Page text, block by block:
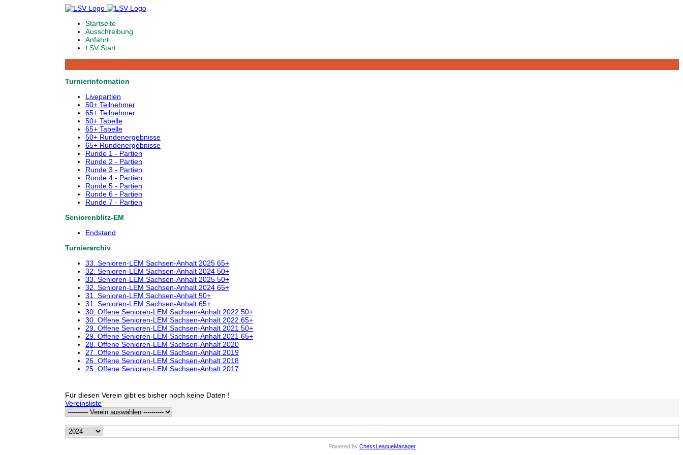
Startseite
Ausschreibung
Anfahrt
LSV Start
Turnierinformation
Livepartien
50+ Teilnehmer
65+ Teilnehmer
50+ Tabelle
65+ Tabelle
50+ Rundenergebnisse
65+ Rundenergebnisse
Runde 1 - Partien
Runde 2 - Partien
Runde 3 - Partien
Runde 4 - Partien
Runde 5 - Partien
Runde 6 - Partien
Runde 7 - Partien
Seniorenblitz-EM
Endstand
Turnierarchiv
33. Senioren-LEM Sachsen-Anhalt 2025 65+
32. Senioren-LEM Sachsen-Anhalt 2024 50+
33. Senioren-LEM Sachsen-Anhalt 2025 50+
32. Senioren-LEM Sachsen-Anhalt 2024 65+
31. Senioren-LEM Sachsen-Anhalt 50+
31. Senioren-LEM Sachsen-Anhalt 65+
30. Offene Senioren-LEM Sachsen-Anhalt 2022 50+
30. Offene Senioren-LEM Sachsen-Anhalt 2022 65+
29. Offene Senioren-LEM Sachsen-Anhalt 2021 50+
29. Offene Senioren-LEM Sachsen-Anhalt 2021 65+
28. Offene Senioren-LEM Sachsen-Anhalt 2020
27. Offene Senioren-LEM Sachsen-Anhalt 2019
26. Offene Senioren-LEM Sachsen-Anhalt 2018
25. Offene Senioren-LEM Sachsen-Anhalt 2017
Für diesen Verein gibt es bisher noch keine Daten !
Vereinsliste
Powered by ChessLeagueManager